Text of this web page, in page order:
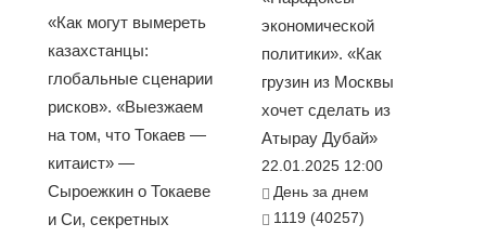
«Как могут вымереть
казахстанцы:
глобальные сценарии
рисков». «Выезжаем
на том, что Токаев —
китаист» —
Сыроежкин о Токаеве
и Си, секретных
экономической
политики». «Как
грузин из Москвы
хочет сделать из
Атырау Дубай»
22.01.2025 12:00
День за днем
1119 (40257)